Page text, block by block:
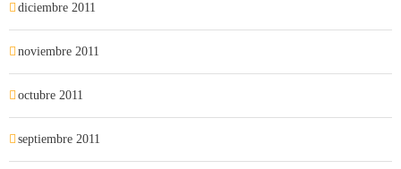
diciembre 2011
noviembre 2011
octubre 2011
septiembre 2011